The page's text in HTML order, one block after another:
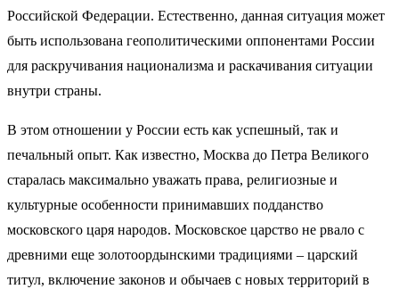
Российской Федерации. Естественно, данная ситуация может
быть использована геополитическими оппонентами России
для раскручивания национализма и раскачивания ситуации
внутри страны.
В этом отношении у России есть как успешный, так и
печальный опыт. Как известно, Москва до Петра Великого
старалась максимально уважать права, религиозные и
культурные особенности принимавших подданство
московского царя народов. Московское царство не рвало с
древними еще золотоордынскими традициями – царский
титул, включение законов и обычаев с новых территорий в